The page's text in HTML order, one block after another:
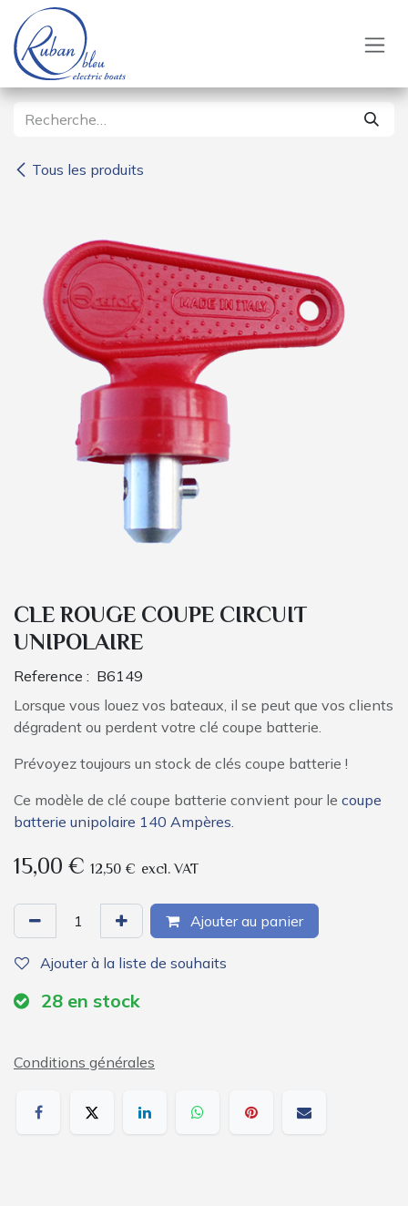
Se rendre au contenu
Tous les produits
CLE ROUGE COUPE CIRCUIT
UNIPOLAIRE
Reference : B6149
Lorsque vous louez vos bateaux, il se peut que vos clients
dégradent ou perdent votre clé coupe batterie.
Prévoyez toujours un stock de clés coupe batterie !
Ce modèle de clé coupe batterie convient pour le coupe
batterie unipolaire 140 Ampères.
15,00€ 12,50 € excl. VAT
Ajouter au panier
Ajouter à la liste de souhaits
28 en stock
Conditions générales